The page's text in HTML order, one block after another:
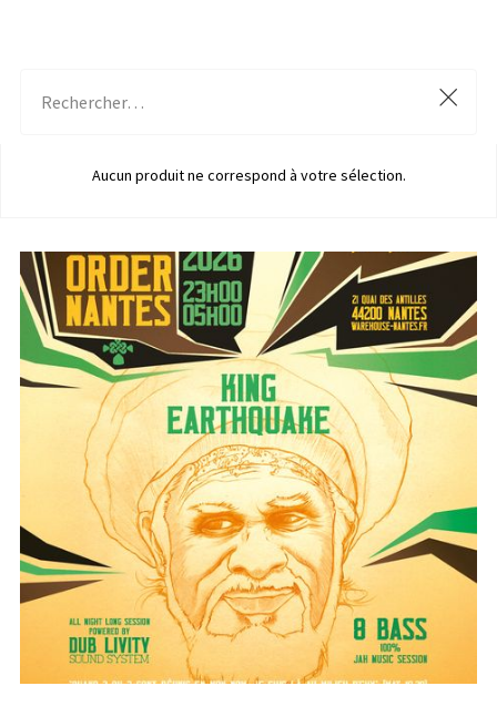
Aucun produit ne correspond à votre sélection.